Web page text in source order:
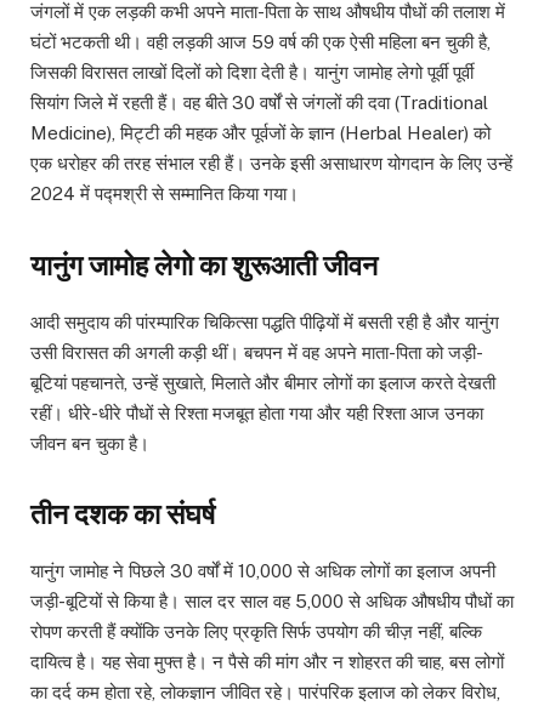
जंगलों में एक लड़की कभी अपने माता-पिता के साथ औषधीय पौधों की तलाश में
घंटों भटकती थी। वही लड़की आज 59 वर्ष की एक ऐसी महिला बन चुकी है,
जिसकी विरासत लाखों दिलों को दिशा देती है। यानुंग जामोह लेगो पूर्वी पूर्वी
सियांग जिले में रहती हैं। वह बीते 30 वर्षों से जंगलों की दवा (Traditional
Medicine), मिट्टी की महक और पूर्वजों के ज्ञान (Herbal Healer) को
एक धरोहर की तरह संभाल रही हैं। उनके इसी असाधारण योगदान के लिए उन्हें
2024 में पद्मश्री से सम्मानित किया गया।
यानुंग जामोह लेगो का शुरूआती जीवन
आदी समुदाय की पांरम्पारिक चिकित्सा पद्धति पीढ़ियों में बसती रही है और यानुंग
उसी विरासत की अगली कड़ी थीं। बचपन में वह अपने माता-पिता को जड़ी-
बूटियां पहचानते, उन्हें सुखाते, मिलाते और बीमार लोगों का इलाज करते देखती
रहीं। धीरे-धीरे पौधों से रिश्ता मजबूत होता गया और यही रिश्ता आज उनका
जीवन बन चुका है।
तीन दशक का संघर्ष
यानुंग जामोह ने पिछले 30 वर्षों में 10,000 से अधिक लोगों का इलाज अपनी
जड़ी-बूटियों से किया है। साल दर साल वह 5,000 से अधिक औषधीय पौधों का
रोपण करती हैं क्योंकि उनके लिए प्रकृति सिर्फ उपयोग की चीज़ नहीं, बल्कि
दायित्व है। यह सेवा मुफ्त है। न पैसे की मांग और न शोहरत की चाह, बस लोगों
का दर्द कम होता रहे, लोकज्ञान जीवित रहे। पारंपरिक इलाज को लेकर विरोध,